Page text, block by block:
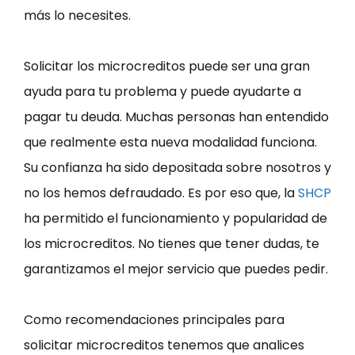
más lo necesites.
Solicitar los microcreditos puede ser una gran
ayuda para tu problema y puede ayudarte a
pagar tu deuda. Muchas personas han entendido
que realmente esta nueva modalidad funciona.
Su confianza ha sido depositada sobre nosotros y
no los hemos defraudado. Es por eso que, laSHCP
ha permitido el funcionamiento y popularidad de
los microcreditos. No tienes que tener dudas, te
garantizamos el mejor servicio que puedes pedir.
Como recomendaciones principales para
solicitar microcreditos tenemos que analices